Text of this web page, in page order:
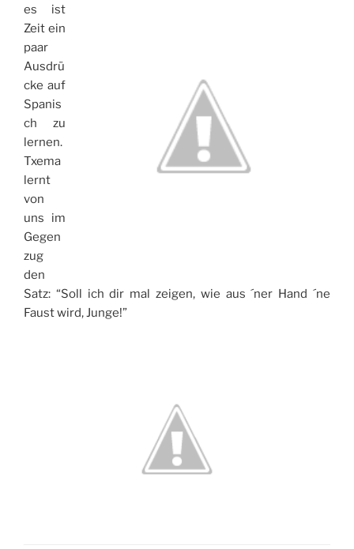
es ist
Zeit ein
paar
Ausdrü
cke auf
Spanis
ch zu
lernen.
Txema
lernt
von
uns im
Gegen
zug
den
Satz: “Soll ich dir mal zeigen, wie aus ´ner Hand ´ne
Faust wird, Junge!”